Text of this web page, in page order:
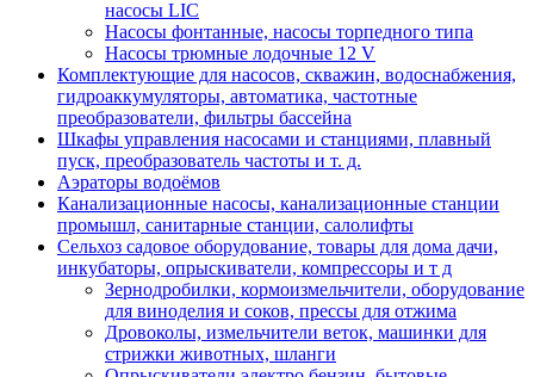
насосы LIC
Насосы фонтанные, насосы торпедного типа
Насосы трюмные лодочные 12 V
Комплектующие для насосов, скважин, водоснабжения,
гидроаккумуляторы, автоматика, частотные
преобразователи, фильтры бассейна
Шкафы управления насосами и станциями, плавный
пуск, преобразователь частоты и т. д.
Аэраторы водоёмов
Канализационные насосы, канализационные станции
промышл, санитарные станции, салолифты
Сельхоз садовое оборудование, товары для дома дачи,
инкубаторы, опрыскиватели, компрессоры и т д
Зернодробилки, кормоизмельчители, оборудование
для виноделия и соков, прессы для отжима
Дровоколы, измельчители веток, машинки для
стрижки животных, шланги